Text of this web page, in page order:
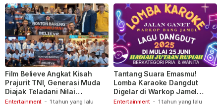
Entertainment - 1 tahun yang lalu
Film Believe Angkat Kisah
Prajurit TNI, Generasi Muda
Diajak Teladani Nilai
Keberanian
Entertainment - 1 tahun yang lalu
Tantang Suara Emasmu!
Lomba Karaoke Dangdut
Digelar di Warkop Jamel
Ganet